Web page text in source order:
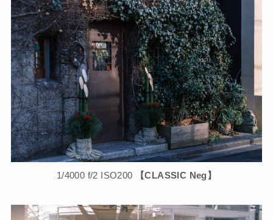
1/4000 f/2 ISO200 【CLASSIC Neg】